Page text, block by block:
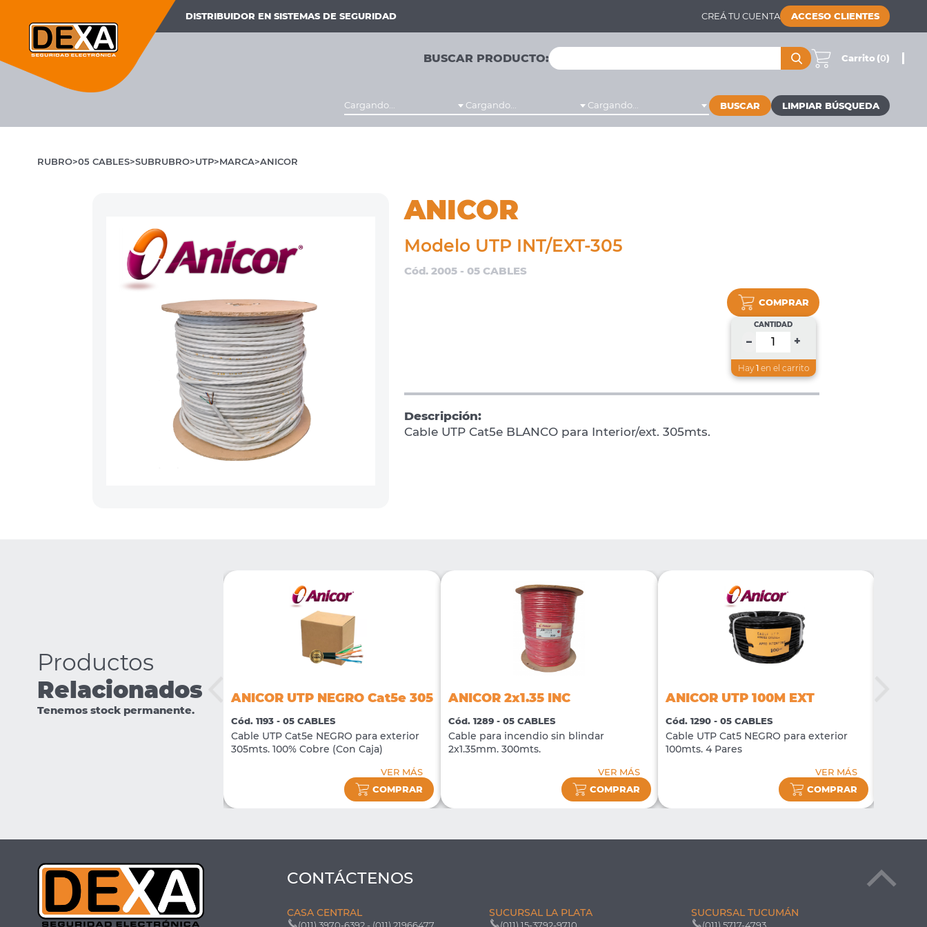
DISTRIBUIDOR EN SISTEMAS DE SEGURIDAD CREÁ TU CUENTA ACCESO CLIENTES
BUSCAR PRODUCTO: Carrito (0)
Cargando... Cargando... Cargando... BUSCAR
RUBRO 05 CABLES SUBRUBRO UTP MARCA ANICOR
ANICOR
Modelo UTP INT/EXT-305
Cód. 2005 - 05 CABLES
COMPRAR
CANTIDAD
– +
Hay 1en el carrito
Descripción:
Cable UTP Cat5e BLANCO para Interior/ext. 305mts.
Productos
Relacionados
Tenemos stock permanente.
ANICOR 2x0.80 INC ANICOR UTP NEGRO Cat5e 305
Cód. 1193 - 05 CABLES
Cable UTP Cat5e NEGRO para exterior
305mts. 100% Cobre (Con Caja)
VER MÁS
COMPRAR
ANICOR 2x1.35 INC
Cód. 1289 - 05 CABLES
Cable para incendio sin blindar
2x1.35mm. 300mts.
VER MÁS
COMPRAR
ANICOR UTP 100M EXT
Cód. 1290 - 05 CABLES
Cable UTP Cat5 NEGRO para exterior
100mts. 4 Pares
VER MÁS
COMPRAR
CONTÁCTENOS
CASA CENTRAL
(011) 3970-6392 - (011) 21966477
SUCURSAL LA PLATA
(011) 15-3792-9710
SUCURSAL TUCUMÁN
(011) 5717-4793